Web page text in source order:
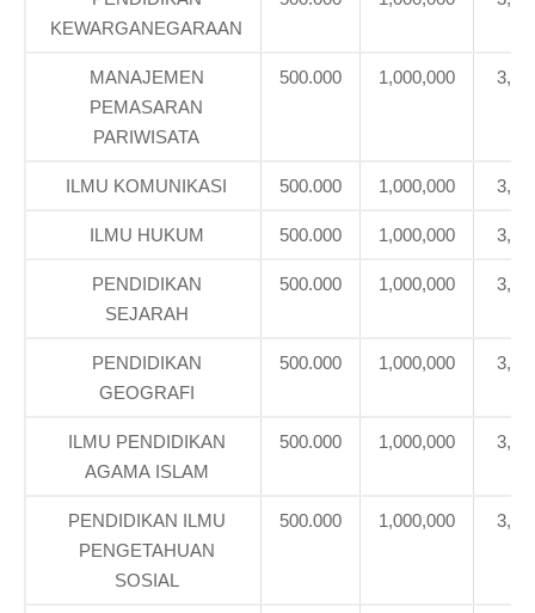
KEWARGANEGARAAN
MANAJEMEN
PEMASARAN
PARIWISATA
500.000 1,000,000
ILMU KOMUNIKASI 500.000 1,000,000
ILMU HUKUM 500.000 1,000,000
PENDIDIKAN
SEJARAH
500.000 1,000,000
PENDIDIKAN
GEOGRAFI
500.000 1,000,000
ILMU PENDIDIKAN
AGAMA ISLAM
500.000 1,000,000
PENDIDIKAN ILMU
PENGETAHUAN
SOSIAL
500.000 1,000,000